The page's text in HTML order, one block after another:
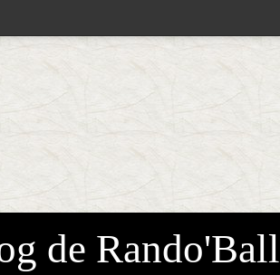
de Rando'Ball